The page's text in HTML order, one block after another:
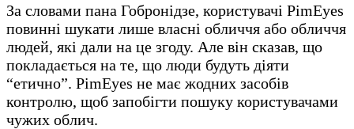
За словами пана Гобронідзе, користувачі PimEyes
повинні шукати лише власні обличчя або обличчя
людей, які дали на це згоду. Але він сказав, що
покладається на те, що люди будуть діяти
“етично”. PimEyes не має жодних засобів
контролю, щоб запобігти пошуку користувачами
чужих облич.